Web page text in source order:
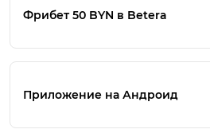
Фрибет 50 BYN в Betera
Приложение на Андроид